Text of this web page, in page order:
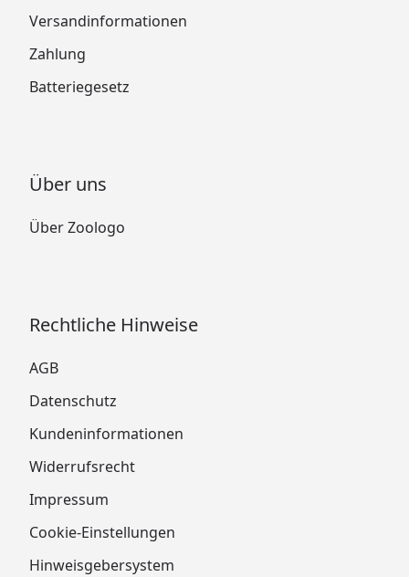
Versandinformationen
Zahlung
Batteriegesetz
Über uns
Über Zoologo
Rechtliche Hinweise
AGB
Datenschutz
Kundeninformationen
Widerrufsrecht
Impressum
Cookie-Einstellungen
Hinweisgebersystem